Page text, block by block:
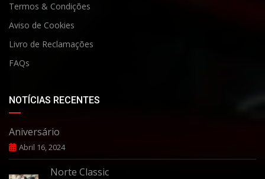
Termos & Condições
Aviso de Cookies
Livro de Reclamações
FAQs
NOTÍCIAS RECENTES
Aniversário
Abril 16, 2024
Norte Classic